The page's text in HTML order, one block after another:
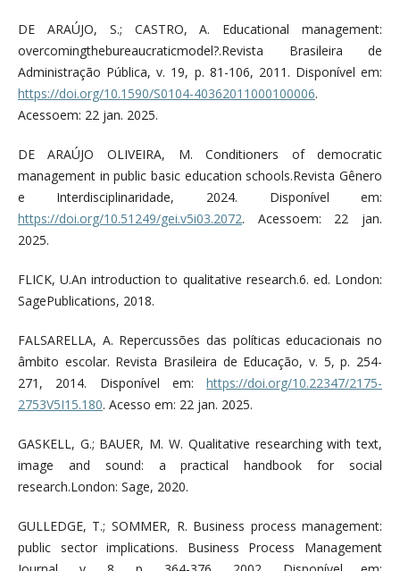
DE ARAÚJO, S.; CASTRO, A. Educational management:
overcomingthebureaucraticmodel?.Revista Brasileira de
Administração Pública, v. 19, p. 81-106, 2011. Disponível em:
https://doi.org/10.1590/S0104-40362011000100006.
Acessoem: 22 jan. 2025.
DE ARAÚJO OLIVEIRA, M. Conditioners of democratic
management in public basic education schools.Revista Gênero
e Interdisciplinaridade, 2024. Disponível em:
https://doi.org/10.51249/gei.v5i03.2072. Acessoem: 22 jan.
2025.
FLICK, U.An introduction to qualitative research.6. ed. London:
SagePublications, 2018.
FALSARELLA, A. Repercussões das políticas educacionais no
âmbito escolar. Revista Brasileira de Educação, v. 5, p. 254-
271, 2014. Disponível em:https://doi.org/10.22347/2175-
2753V5I15.180. Acesso em: 22 jan. 2025.
GASKELL, G.; BAUER, M. W. Qualitative researching with text,
image and sound: a practical handbook for social
research.London: Sage, 2020.
GULLEDGE, T.; SOMMER, R. Business process management:
public sector implications. Business Process Management